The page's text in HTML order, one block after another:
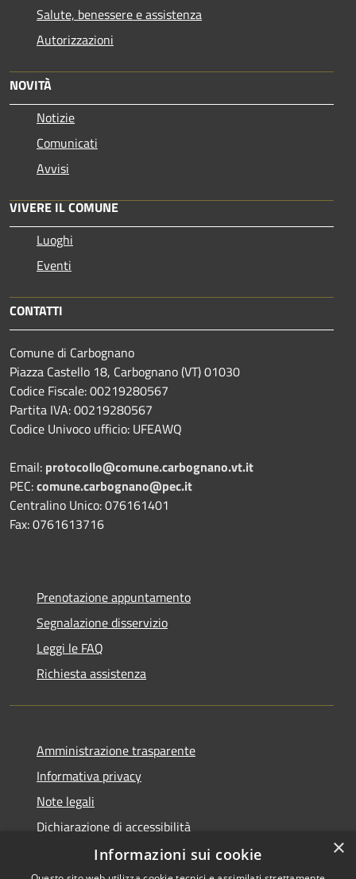
Salute, benessere e assistenza
Autorizzazioni
NOVITÀ
Notizie
Comunicati
Avvisi
VIVERE IL COMUNE
Luoghi
Eventi
CONTATTI
Comune di Carbognano
Piazza Castello 18, Carbognano (VT) 01030
Codice Fiscale: 00219280567
Partita IVA: 00219280567
Codice Univoco ufficio: UFEAWQ
Email: protocollo@comune.carbognano.vt.it
PEC:comune.carbognano@pec.it
Centralino Unico: 076161401
Fax: 0761613716
Prenotazione appuntamento
Segnalazione disservizio
Leggi le FAQ
Richiesta assistenza
Amministrazione trasparente
Informativa privacy
Note legali
Dichiarazione di accessibilità
×
Informazioni sui cookie